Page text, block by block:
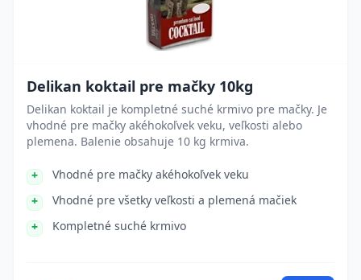
Delikan koktail pre mačky 10kg
Delikan koktail je kompletné suché krmivo pre mačky. Je
vhodné pre mačky akéhokoľvek veku, veľkosti alebo
plemena. Balenie obsahuje 10 kg krmiva.
Vhodné pre mačky akéhokoľvek veku
Vhodné pre všetky veľkosti a plemená mačiek
Kompletné suché krmivo